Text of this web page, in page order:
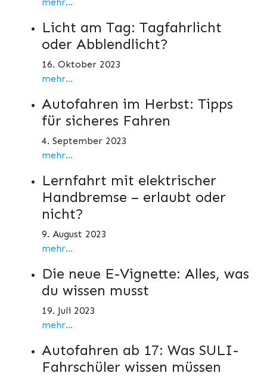
Licht am Tag: Tagfahrlicht
oder Abblendlicht?
16. Oktober 2023
mehr...
Autofahren im Herbst: Tipps
für sicheres Fahren
4. September 2023
mehr...
Lernfahrt mit elektrischer
Handbremse – erlaubt oder
nicht?
9. August 2023
mehr...
Die neue E-Vignette: Alles, was
du wissen musst
19. Juli 2023
mehr...
Autofahren ab 17: Was SULI-
Fahrschüler wissen müssen